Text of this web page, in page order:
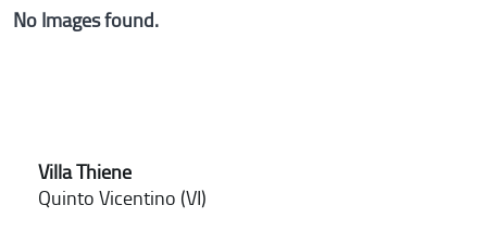
No Images found.
Villa Thiene
Quinto Vicentino (VI)